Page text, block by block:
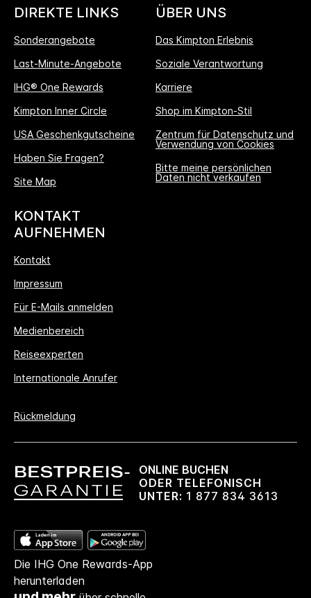
DIREKTE LINKS
Sonderangebote
Last-Minute-Angebote
IHG® One Rewards
Kimpton Inner Circle
USA Geschenkgutscheine
Haben Sie Fragen?
Site Map
ÜBER UNS
Das Kimpton Erlebnis
Soziale Verantwortung
Karriere
Shop im Kimpton-Stil
Zentrum für Datenschutz und
Verwendung von Cookies
Bitte meine persönlichen
Daten nicht verkaufen
KONTAKT
AUFNEHMEN
Kontakt
Impressum
Für E-Mails anmelden
Medienbereich
Reiseexperten
Internationale Anrufer
Rückmeldung
ONLINE BUCHEN
ODER TELEFONISCH
UNTER: 1 877 834 3613
Die IHG One Rewards-App
herunterladen